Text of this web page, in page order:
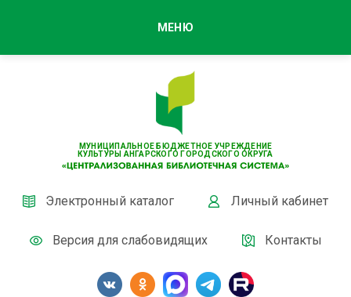
МУНИЦИПАЛЬНОЕ БЮДЖЕТНОЕ УЧРЕЖДЕНИЕ
КУЛЬТУРЫ АНГАРСКОГО ГОРОДСКОГО ОКРУГА
Электронный каталог Личный кабинет
Версия для слабовидящих Контакты
МЕНЮ